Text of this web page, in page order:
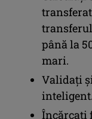
până la
mari.
Validați
inteligent.
Încărcați